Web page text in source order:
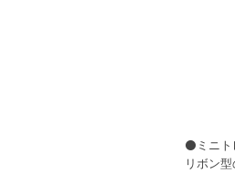
⚫ミニ
リボン型